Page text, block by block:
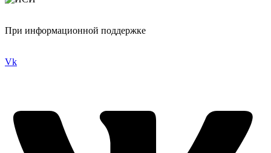
При информационной поддержке
Vk